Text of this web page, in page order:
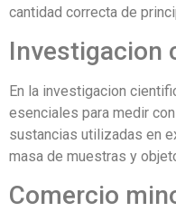
cantidad correcta de
Investigacion
En la investigacion
esenciales para medir
sustancias utilizadas en
masa de muestras y
Comercio